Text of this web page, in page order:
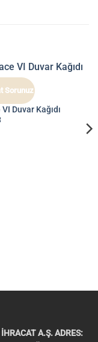
Sorunuz
Duvar Kağıdı
A.Ş. ADRES: